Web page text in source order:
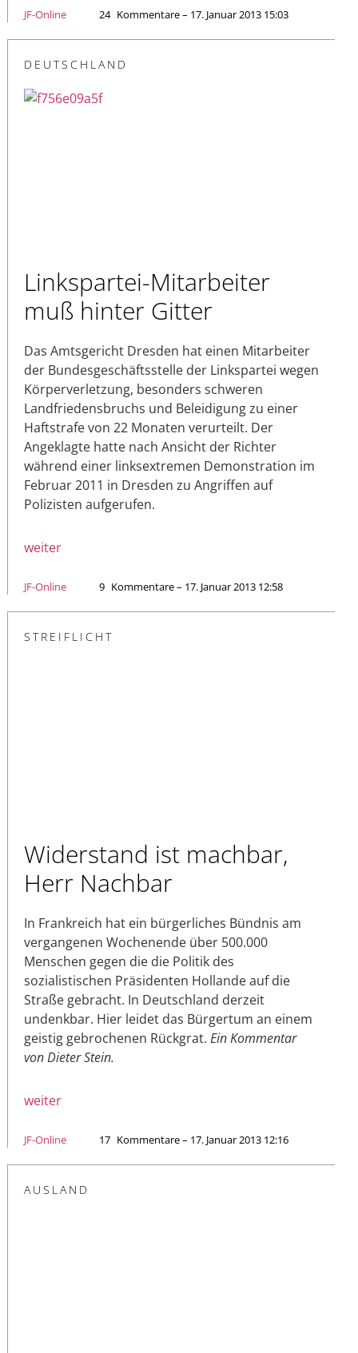
JF-Online 24 Kommentare – 17. Januar 2013 15:03
DEUTSCHLAND
Linkspartei-Mitarbeiter
muß hinter Gitter
Das Amtsgericht Dresden hat einen Mitarbeiter
der Bundesgeschäftsstelle der Linkspartei wegen
Körperverletzung, besonders schweren
Landfriedensbruchs und Beleidigung zu einer
Haftstrafe von 22 Monaten verurteilt. Der
Angeklagte hatte nach Ansicht der Richter
während einer linksextremen Demonstration im
Februar 2011 in Dresden zu Angriffen auf
Polizisten aufgerufen.
weiter
JF-Online 9 Kommentare – 17. Januar 2013 12:58
STREIFLICHT
Widerstand ist machbar,
Herr Nachbar
In Frankreich hat ein bürgerliches Bündnis am
vergangenen Wochenende über 500.000
Menschen gegen die die Politik des
sozialistischen Präsidenten Hollande auf die
Straße gebracht. In Deutschland derzeit
undenkbar. Hier leidet das Bürgertum an einem
geistig gebrochenen Rückgrat. Ein Kommentar
von Dieter Stein.
weiter
JF-Online 17 Kommentare – 17. Januar 2013 12:16
AUSLAND